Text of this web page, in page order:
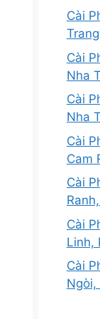
Cài
Cài
Nha
Cài
Nha
Cài
Cam
Cài
Cài
Linh,
Cài
Ngòi,